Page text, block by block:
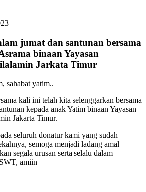
jumat dan santunan bersama
binaan Yayasan
Jarkata Timur
sahabat yatim..
kali ini telah kita selenggarkan bersama
kepada anak Yatim binaan Yayasan
Jakarta Timur.
seluruh donatur kami yang sudah
semoga menjadi ladang amal
segala urusan serta selalu dalam
amiin